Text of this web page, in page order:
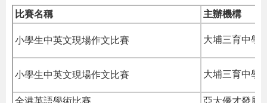
比賽名稱 主辦機構
小學生中英文現場作文比賽 大埔三育中學
小學生中英文現場作文比賽 大埔三育中學
全港英語學術比賽
亞太優才發展